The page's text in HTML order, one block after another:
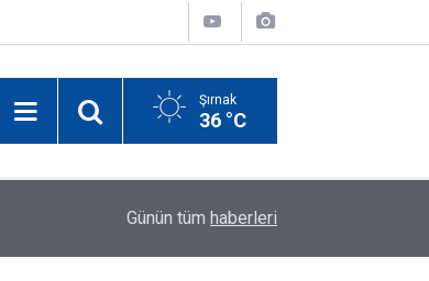
Şırnak
36 °C
Toplantısı
Günün tüm haberleri